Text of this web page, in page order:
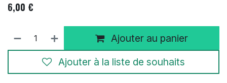
6,00 €
Ajouter au panier
Ajouter à la liste de souhaits